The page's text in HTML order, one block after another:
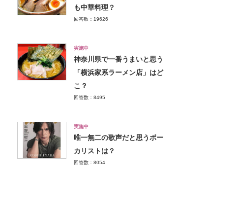
も中華料理？
回答数：19626
実施中
神奈川県で一番うまいと思う
「横浜家系ラーメン店」はど
こ？
回答数：8495
実施中
唯一無二の歌声だと思うボー
カリストは？
回答数：8054